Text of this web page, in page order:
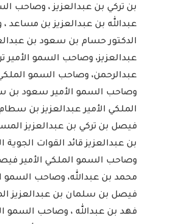
بن تركي بن عبدالعزيز ، وصاحب
عبدالله بن عبدالعزيز بن مساعد
الدكتور حسام بن سعود بن
عبدالعزيز، وصاحب السمو الأمير
عبدالرحمن، وصاحب السمو
وصاحب السمو الأمير سعود بن
الملكي الأمير عبدالعزيز بن
فيصل بن تركي بن عبدالعزيز
بن عبدالعزيز قائد القوات
وصاحب السمو الملكي الأمير
محمد بن عبدالله، وصاحب السمو
فيصل بن سلمان بن عبدالعزيز
فهد بن عبدالله ، وصاحب السمو
بإذاعات وتليفزيونات
بمدينة الإنتاج...
2022-04-12